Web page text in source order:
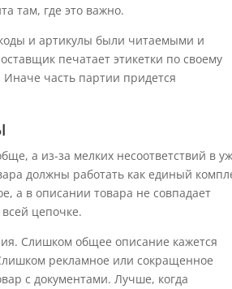
там, где это важно.
и артикулы были читаемыми и
печатает этикетки по своему
часть партии придется
а из-за мелких несоответствий в
должны работать как единый
а в описании товара не совпадает
цепочке.
Слишком общее описание кажется
рекламное или сокращенное
с документами. Лучше, когда